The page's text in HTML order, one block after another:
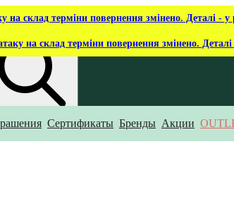
на склад терміни повернення змінено. Деталі - у
на склад терміни повернення змінено.
ты ищешь?Сертификаты Бренды Акции